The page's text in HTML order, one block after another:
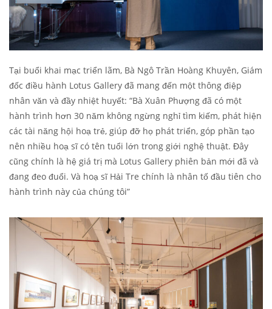
Tại buổi khai mạc triển lãm, Bà Ngô Trần Hoàng Khuyên, Giám
đốc điều hành Lotus Gallery đã mang đến một thông điệp
nhân văn và đầy nhiệt huyết: “Bà Xuân Phượng đã có một
hành trình hơn 30 năm không ngừng nghỉ tìm kiếm, phát hiện
các tài năng hội hoạ trẻ, giúp đỡ họ phát triển, góp phần tạo
nên nhiều hoạ sĩ có tên tuổi lớn trong giới nghệ thuật. Đây
cũng chính là hệ giá trị mà Lotus Gallery phiên bản mới đã và
đang đeo đuổi. Và hoạ sĩ Hải Tre chính là nhân tố đầu tiên cho
hành trình này của chúng tôi”